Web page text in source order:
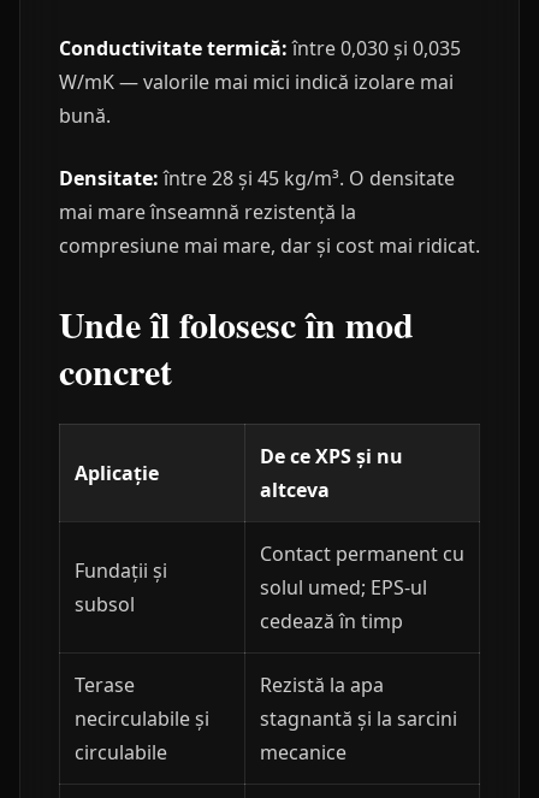
Conductivitate termică:între 0,030 și 0,035
W/mK — valorile mai mici indică izolare mai
bună.
Densitate:între 28 și 45 kg/m³. O densitate
mai mare înseamnă rezistență la
compresiune mai mare, dar și cost mai ridicat.
Unde îl folosesc în mod
concret
Aplicație
De ce XPS și nu
altceva
Fundații și
subsol
Contact permanent cu
solul umed; EPS-ul
cedează în timp
Terase
necirculabile și
circulabile
Rezistă la apa
stagnantă și la sarcini
mecanice